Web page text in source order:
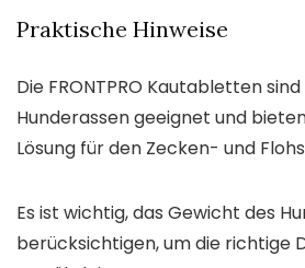
Praktische Hinweise
Die FRONTPRO Kautabletten
Hunderassen geeignet und
Lösung für den Zecken- und
Es ist wichtig, das Gewicht des
berücksichtigen, um die richtige